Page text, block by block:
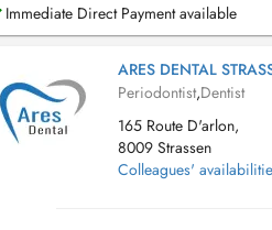
Immediate Direct Payment available
ARES DENTAL
Periodontist,Dentist
165 Route D'arlon,
8009 Strassen
Colleagues'